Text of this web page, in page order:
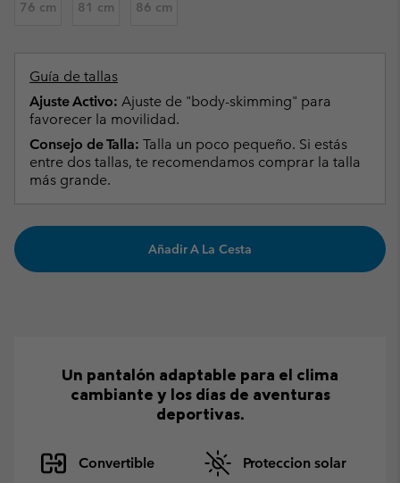
76 cm 81 cm 86 cm
Guía de tallas
Ajuste Activo: Ajuste de "body-skimming" para
favorecer la movilidad.
Consejo de Talla: Talla un poco pequeño. Si estás
entre dos tallas, te recomendamos comprar la talla
más grande.
Añadir A La Cesta
Un pantalón adaptable para el clima
cambiante y los días de aventuras
deportivas.
Convertible Proteccion solar